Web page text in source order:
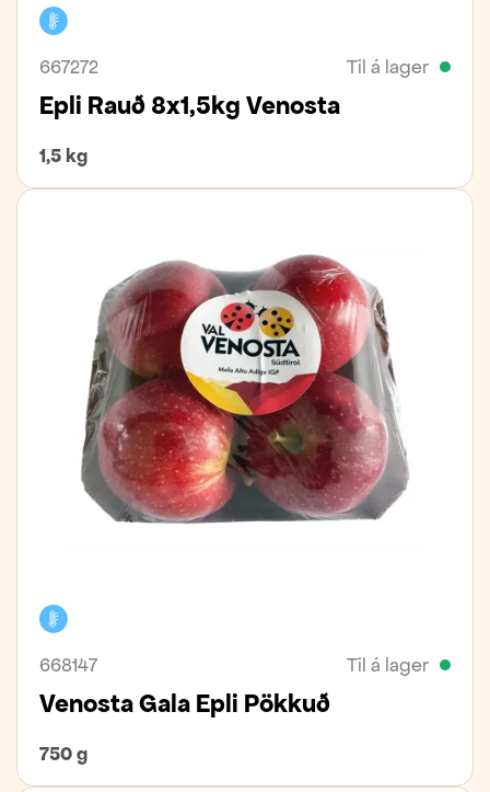
667272 Til á lager
Epli Rauð 8x1,5kg Venosta
1,5 kg
668147 Til á lager
Venosta Gala Epli Pökkuð
750 g